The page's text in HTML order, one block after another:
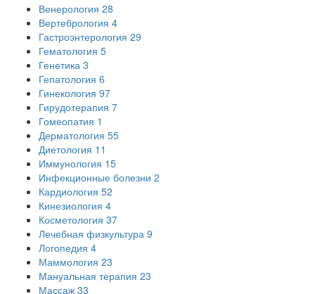
Венерология 28
Вертебрология 4
Гастроэнтерология 29
Гематология 5
Генетика 3
Гепатология 6
Гинекология 97
Гирудотерапия 7
Гомеопатия 1
Дерматология 55
Диетология 11
Иммунология 15
Инфекционные болезни 2
Кардиология 52
Кинезиология 4
Косметология 37
Лечебная физкультура 9
Логопедия 4
Маммология 23
Мануальная терапия 23
Массаж 33